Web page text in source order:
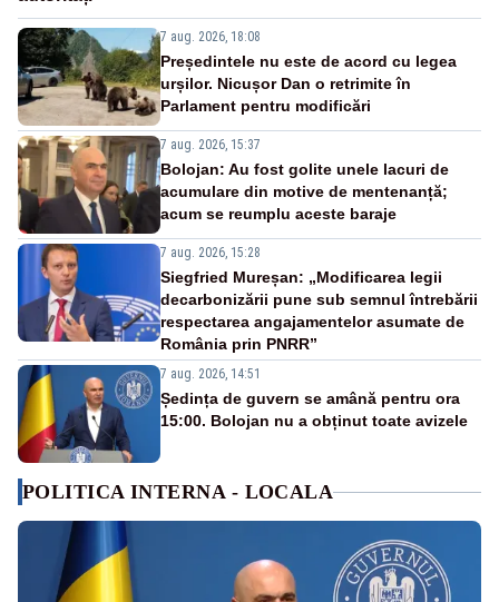
7 aug. 2026, 18:08
Președintele nu este de acord cu legea
urșilor. Nicușor Dan o retrimite în
Parlament pentru modificări
7 aug. 2026, 15:37
Bolojan: Au fost golite unele lacuri de
acumulare din motive de mentenanță;
acum se reumplu aceste baraje
7 aug. 2026, 15:28
Siegfried Mureșan: „Modificarea legii
decarbonizării pune sub semnul întrebării
respectarea angajamentelor asumate de
România prin PNRR”
7 aug. 2026, 14:51
Ședința de guvern se amână pentru ora
15:00. Bolojan nu a obținut toate avizele
POLITICA INTERNA - LOCALA